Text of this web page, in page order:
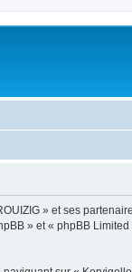
» et ses
» et « phpBB